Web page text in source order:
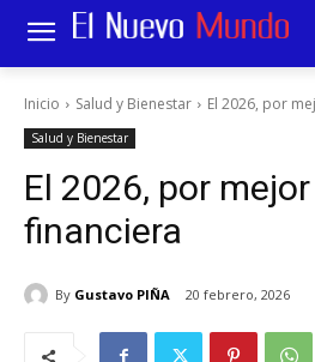
Inicio Salud y Bienestar El 2026, por
Salud y Bienestar
El 2026, por
financiera
By Gustavo PIÑA 20 febrero, 2026